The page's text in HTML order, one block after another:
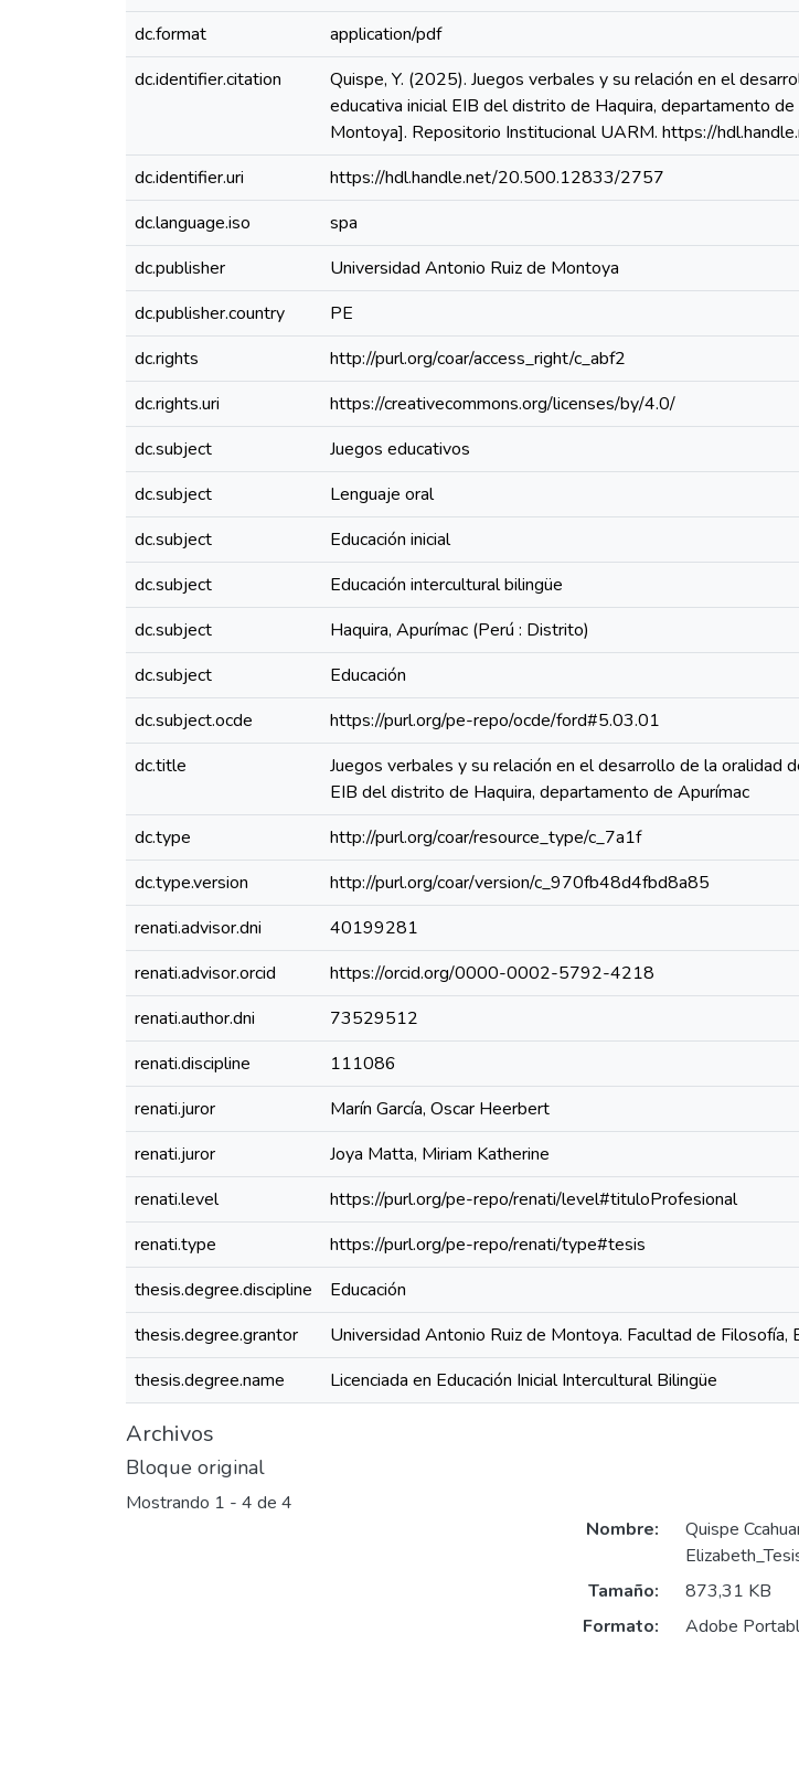
dc.format
application/pdf
dc.identifier.citation
Quispe, Y. (2025). Juegos verbales y su relación en el
educativa inicial EIB del distrito de Haquira, departamento
Montoya]. Repositorio Institucional UARM. https://
dc.identifier.uri
https://hdl.handle.net/20.500.12833/2757
dc.language.iso
spa
dc.publisher
Universidad Antonio Ruiz de Montoya
dc.publisher.country
PE
dc.rights
http://purl.org/coar/access_right/c_abf2
dc.rights.uri
https://creativecommons.org/licenses/by/4.0/
dc.subject
Juegos educativos
dc.subject
Lenguaje oral
dc.subject
Educación inicial
dc.subject
Educación intercultural bilingüe
dc.subject
Haquira, Apurímac (Perú : Distrito)
dc.subject
Educación
dc.subject.ocde
https://purl.org/pe-repo/ocde/ford#5.03.01
dc.title
Juegos verbales y su relación en el desarrollo de la oralidad
EIB del distrito de Haquira, departamento de Apurímac
dc.type
http://purl.org/coar/resource_type/c_7a1f
dc.type.version
http://purl.org/coar/version/c_970fb48d4fbd8a85
renati.advisor.dni
40199281
renati.advisor.orcid
https://orcid.org/0000-0002-5792-4218
renati.author.dni
73529512
renati.discipline
111086
renati.juror
Marín García, Oscar Heerbert
renati.juror
Joya Matta, Miriam Katherine
renati.level
https://purl.org/pe-repo/renati/level#tituloProfesional
renati.type
https://purl.org/pe-repo/renati/type#tesis
thesis.degree.discipline
Educación
thesis.degree.grantor
Universidad Antonio Ruiz de Montoya. Facultad de Filosofía,
thesis.degree.name
Licenciada en Educación Inicial Intercultural Bilingüe
Archivos
Bloque original
Mostrando 1 - 4 de 4
Nombre:
Quispe
Tamaño:
873,31 KB
Formato:
Adobe